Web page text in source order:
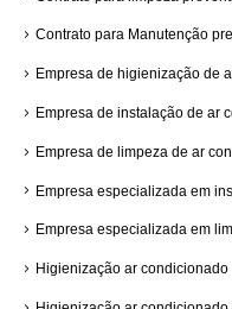
Contrato para Manutenção
Empresa de higienização de
Empresa de instalação de ar
Empresa de limpeza de ar
Empresa especializada em
Empresa especializada em
Higienização ar condicionado